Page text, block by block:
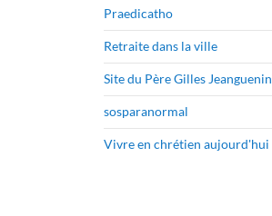
Praedicatho
Retraite dans la ville
Site du Père Gilles Jeanguenin
sosparanormal
Vivre en chrétien aujourd'hui